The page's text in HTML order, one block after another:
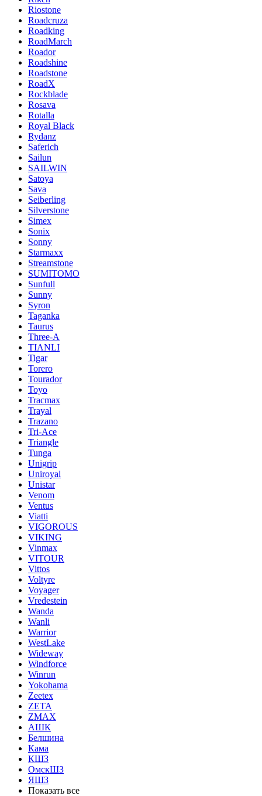
Riostone
Roadcruza
Roadking
RoadMarch
Roador
Roadshine
Roadstone
RoadX
Rockblade
Rosava
Rotalla
Royal Black
Rydanz
Saferich
Sailun
SAILWIN
Satoya
Sava
Seiberling
Silverstone
Simex
Sonix
Sonny
Starmaxx
Streamstone
SUMITOMO
Sunfull
Sunny
Syron
Taganka
Taurus
Three-A
TIANLI
Tigar
Torero
Tourador
Toyo
Tracmax
Trayal
Trazano
Tri-Ace
Triangle
Tunga
Unigrip
Uniroyal
Unistar
Venom
Ventus
Viatti
VIGOROUS
VIKING
Vinmax
VITOUR
Vittos
Voltyre
Voyager
Vredestein
Wanda
Wanli
Warrior
WestLake
Wideway
Windforce
Winrun
Yokohama
Zeetex
ZETA
ZMAX
АШК
Белшина
Кама
КШЗ
ОмскШЗ
ЯШЗ
Показать все